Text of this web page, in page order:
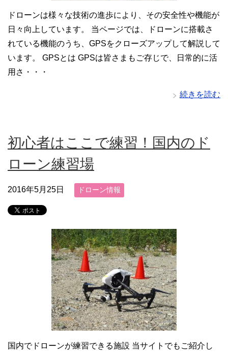
ドローンは様々な技術の進歩により、その安全性や機能が
日々向上しています。 当ページでは、ドローンに搭載さ
れている機能のうち、GPSをクローズアップして解説して
います。 GPSとは GPSは皆さまもご存じで、日常的に活
用さ・・・
続きを読む
初心者はここで練習！国内のド
ローン練習場
2016年5月25日 ドローン情報
国内でドローンが練習できる施設 当サイトでもご紹介し